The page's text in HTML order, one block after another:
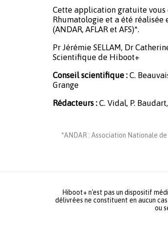
Cette application gratuite vous
Rhumatologie et a été réalisée
(ANDAR, AFLAR et AFS)*.
Pr Jérémie SELLAM, Dr
Scientifique de Hiboot+
Conseil scientifique : C.
Grange
Rédacteurs : C. Vidal, P.
*ANDAR : Association Nationale
Hiboot+ n'est pas un dispositif
délivrées ne constituent en aucun
ou